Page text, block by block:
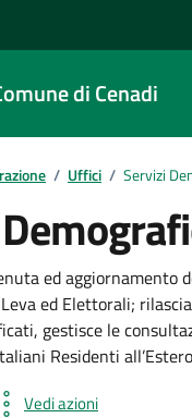
di Cenadi
/ Uffici / Servizi
ed aggiornamento
ed Elettorali;
gestisce le
Residenti
Vedi azioni